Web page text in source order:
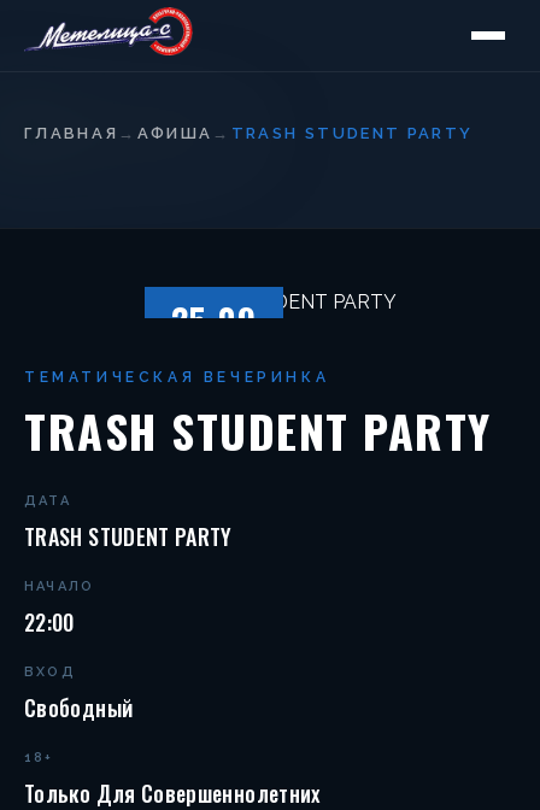
ГЛАВНАЯ → АФИША → TRASH STUDENT PARTY
25.09
ТЕМАТИЧЕСКАЯ ВЕЧЕРИНКА
TRASH STUDENT PARTY
ДАТА
TRASH STUDENT PARTY
НАЧАЛО
22:00
ВХОД
Свободный
18+
Только Для Совершеннолетних